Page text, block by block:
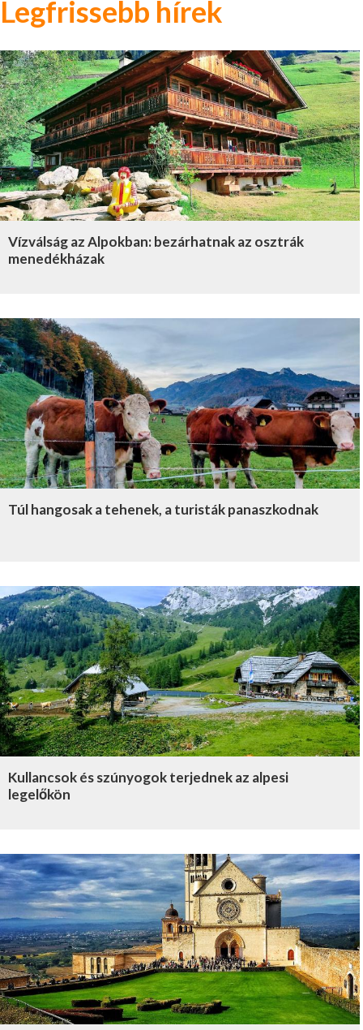
Legfrissebb hírek
Vízválság az Alpokban: bezárhatnak az osztrák
menedékházak
Túl hangosak a tehenek, a turisták panaszkodnak
Kullancsok és szúnyogok terjednek az alpesi
legelőkön